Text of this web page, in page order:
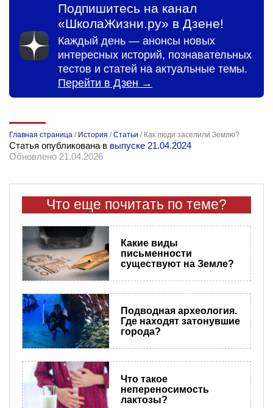
Подпишитесь на канал
«ШколаЖизни.ру» в Дзене!
Каждый день — анонсы новых
интересных историй, познавательных
тестов и статей на актуальные темы.
Перейти в Дзен →
Главная страница / История /Статьи / Как люди заселили Землю?
Статья опубликована в выпуске 21.04.2024
Обновлено 21.04.2026
Что еще почитать по теме?
Какие виды
письменности
существуют на Земле?
Подводная археология.
Где находят затонувшие
города?
Что такое
непереносимость
лактозы?